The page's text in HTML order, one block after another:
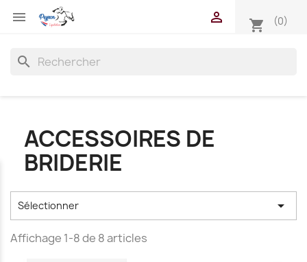
 shopping_cart (0)

search
ACCESSOIRES DE
BRIDERIE
Sélectionner 
Affichage 1-8 de 8 articles